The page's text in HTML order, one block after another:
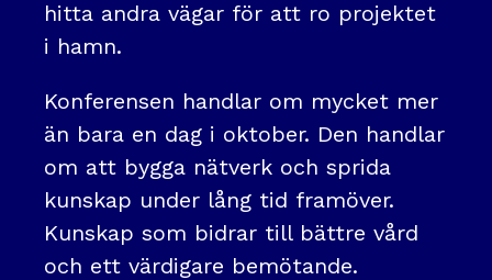
hitta andra vägar för att ro projektet
i hamn.
Konferensen handlar om mycket mer
än bara en dag i oktober. Den handlar
om att bygga nätverk och sprida
kunskap under lång tid framöver.
Kunskap som bidrar till bättre vård
och ett värdigare bemötande.